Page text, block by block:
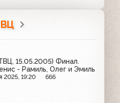
15.05.2005) Финал.
- Рамиль, Олег и Эмиль
2025, 19:20 666